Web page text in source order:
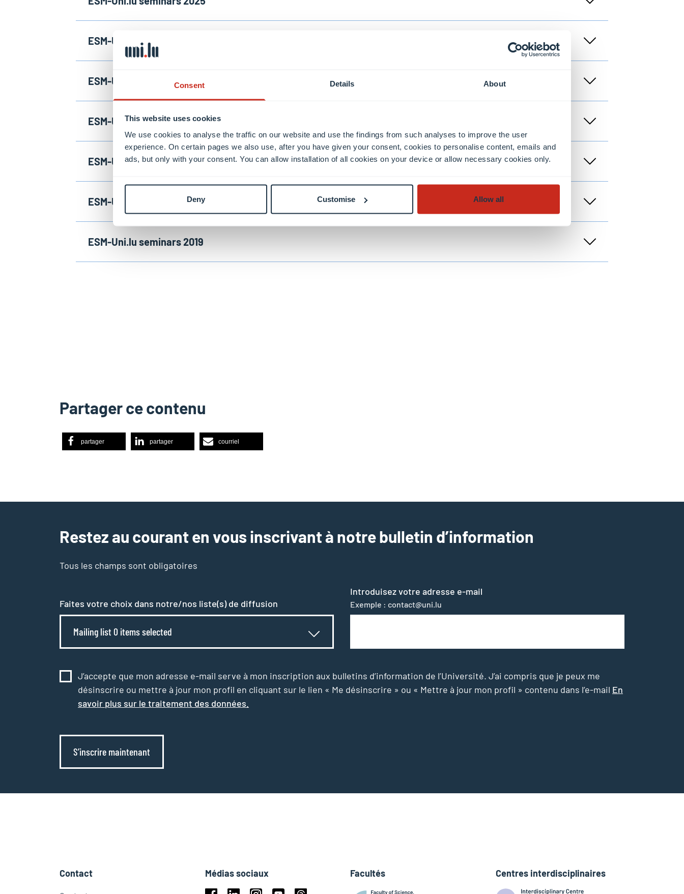
Consent Details About
This website uses cookies
We use cookies to analyse the traffic on our website and use the findings from such analyses to improve the user
experience. On certain pages we also use, after you have given your consent, cookies to personalise content, emails and
ads, but only with your consent. You can allow installation of all cookies on your device or allow necessary cookies only.
Deny Customise Allow all
ESM-Uni.lu seminars 2024
ESM-Uni.lu seminars 2023
ESM-Uni.lu seminars 2022
ESM-Uni.lu seminars 2021
ESM-Uni.lu seminars 2020
ESM-Uni.lu seminars 2019
Partager ce contenu
partager partager courriel
Restez au courant en vous inscrivant à notre bulletin d’information
Tous les champs sont obligatoires
Faites votre choix dans notre/nos liste(s) de diffusion
Mailing list 0 items selected
Introduisez votre adresse e-mail
Exemple : contact@uni.lu
J’accepte que mon adresse e-mail serve à mon inscription aux bulletins d’information de l’Université. J’ai compris que je peux me
désinscrire ou mettre à jour mon profil en cliquant sur le lien « Me désinscrire » ou « Mettre à jour mon profil » contenu dans l’e-mail En
savoir plus sur le traitement des données.
S’inscrire maintenant
Contact Médias sociaux Facultés Centres interdisciplinaires